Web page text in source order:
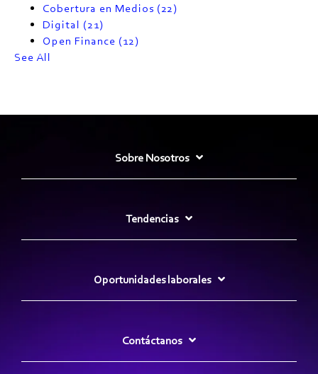
Cobertura en Medios (22)
Digital (21)
Open Finance (12)
See All
Sobre Nosotros
Tendencias
Oportunidades laborales
Contáctanos